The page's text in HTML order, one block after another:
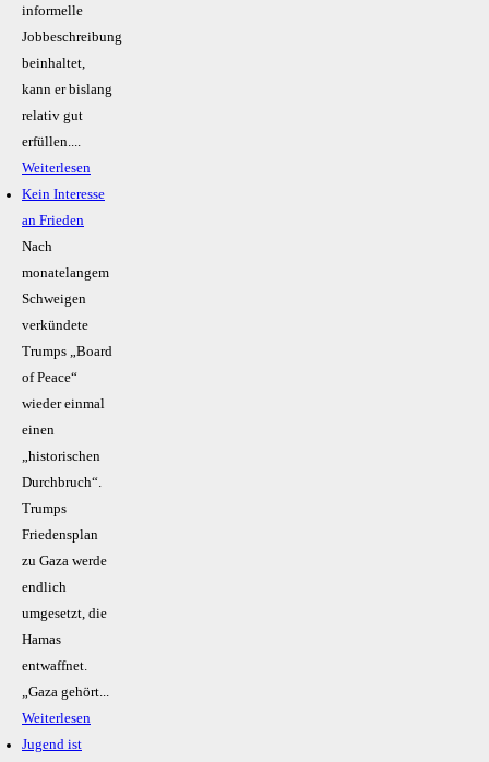
informelle
Jobbeschreibung
beinhaltet,
kann er bislang
relativ gut
erfüllen....
Weiterlesen
Kein Inte­resse
an Frieden
Nach
monatelangem
Schweigen
verkündete
Trumps „Board
of Peace“
wieder einmal
einen
„historischen
Durchbruch“.
Trumps
Friedensplan
zu Gaza werde
endlich
umgesetzt, die
Hamas
entwaffnet.
„Gaza gehört...
Weiterlesen
Jugend ist